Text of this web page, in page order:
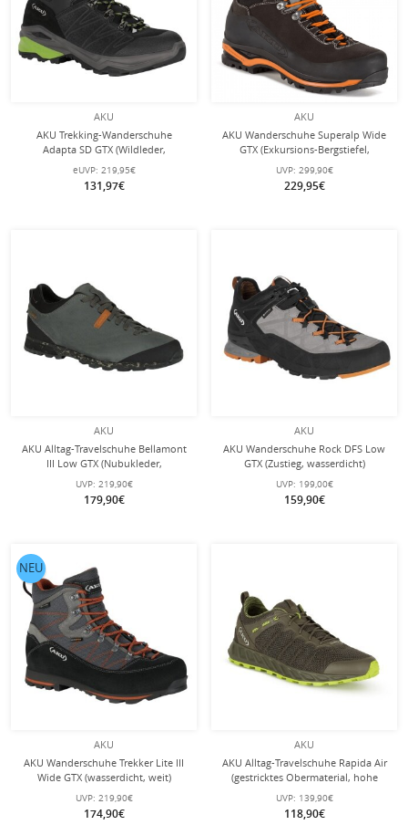
AKU
AKU Trekking-Wanderschuhe
Adapta SD GTX (Wildleder,
wasserdicht) anthrazitgrau/grün
Herren
eUVP: 219,95€
131,97€
AKU
AKU Wanderschuhe Superalp Wide
GTX (Exkursions-Bergstiefel,
wasserdicht, Made in Italy, weit)
anthrazit/orange Herren
UVP: 299,90€
229,95€
AKU
AKU Alltag-Travelschuhe Bellamont
III Low GTX (Nubukleder,
wasserdicht) dunkelgrau Herren
UVP: 219,90€
179,90€
AKU
AKU Wanderschuhe Rock DFS Low
GTX (Zustieg, wasserdicht)
grau/orange Herren
UVP: 199,00€
159,90€
AKU
AKU Wanderschuhe Trekker Lite III
Wide GTX (wasserdicht, weit)
anthrazitgrau/rust Herren
UVP: 219,90€
174,90€
NEU
AKU
AKU Alltag-Travelschuhe Rapida Air
(gestricktes Obermaterial, hohe
Atmungsaktivität) dunkelgrün
Herren
UVP: 139,90€
118,90€